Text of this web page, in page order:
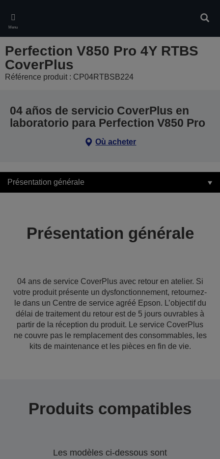
main
content
Menu
Perfection V850 Pro 4Y RTBS
CoverPlus
Référence produit : CP04RTBSB224
04 años de servicio CoverPlus en
laboratorio para Perfection V850 Pro
Où acheter
Présentation générale
Présentation générale
04 ans de service CoverPlus avec retour en atelier. Si
votre produit présente un dysfonctionnement, retournez-
le dans un Centre de service agréé Epson. L’objectif du
délai de traitement du retour est de 5 jours ouvrables à
partir de la réception du produit. Le service CoverPlus
ne couvre pas le remplacement des consommables, les
kits de maintenance et les pièces en fin de vie.
Produits compatibles
Les modèles ci-dessous sont